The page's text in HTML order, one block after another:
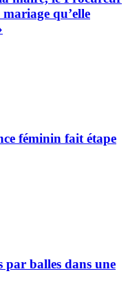
qu’elle
féminin fait étape
par balles dans une